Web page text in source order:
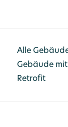
Alle
Gebäude mit
Retrofit